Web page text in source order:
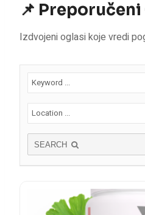
📌
Izdvojeni oglasi koje vredi
SEARCH